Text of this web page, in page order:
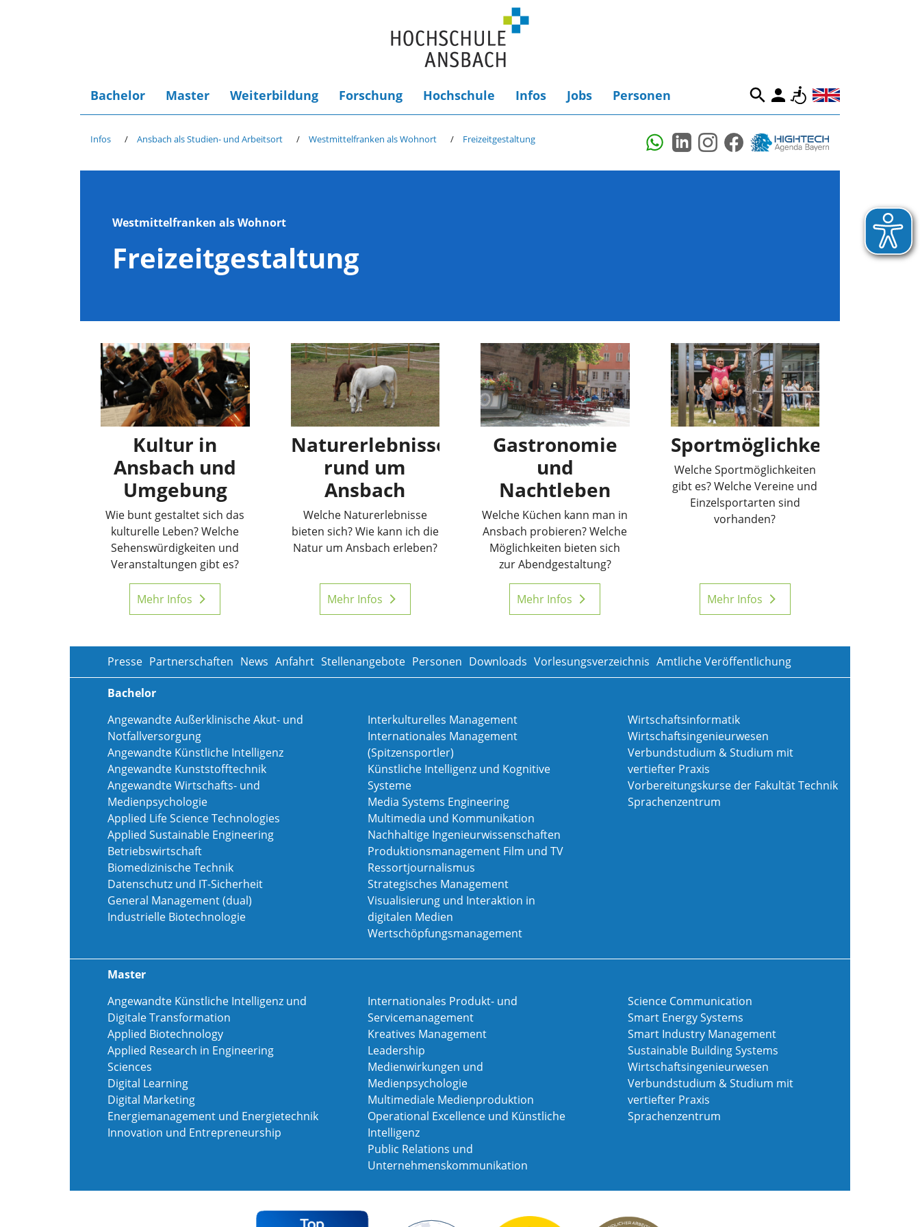
Bachelor Master Weiterbildung Forschung Hochschule Infos Jobs Personen
Infos Ansbach als Studien- und Arbeitsort Westmittelfranken als Wohnort Freizeitgestaltung
Westmittelfranken als Wohnort
Freizeitgestaltung
Kultur in
Ansbach und
Umgebung
Wie bunt gestaltet sich das
kulturelle Leben? Welche
Sehenswürdigkeiten und
Veranstaltungen gibt es?
Mehr Infos
Naturerlebnisse
rund um
Ansbach
Welche Naturerlebnisse
bieten sich? Wie kann ich die
Natur um Ansbach erleben?
Mehr Infos
Gastronomie
und
Nachtleben
Welche Küchen kann man in
Ansbach probieren? Welche
Möglichkeiten bieten sich
zur Abendgestaltung?
Mehr Infos
Sportmöglichkeiten
Welche Sportmöglichkeiten
gibt es? Welche Vereine und
Einzelsportarten sind
vorhanden?
Mehr Infos
Presse Partnerschaften News Anfahrt Stellenangebote Personen Downloads Vorlesungsverzeichnis Amtliche Veröffentlichung
Bachelor
Angewandte Außerklinische Akut- und
Notfallversorgung
Angewandte Künstliche Intelligenz
Angewandte Kunststofftechnik
Angewandte Wirtschafts- und
Medienpsychologie
Applied Life Science Technologies
Applied Sustainable Engineering
Betriebswirtschaft
Biomedizinische Technik
Datenschutz und IT-Sicherheit
General Management (dual)
Industrielle Biotechnologie
Interkulturelles Management
Internationales Management
(Spitzensportler)
Künstliche Intelligenz und Kognitive
Systeme
Media Systems Engineering
Multimedia und Kommunikation
Nachhaltige Ingenieurwissenschaften
Produktionsmanagement Film und TV
Ressortjournalismus
Strategisches Management
Visualisierung und Interaktion in
digitalen Medien
Wertschöpfungsmanagement
Wirtschaftsinformatik
Wirtschaftsingenieurwesen
Verbundstudium & Studium mit
vertiefter Praxis
Vorbereitungskurse der Fakultät Technik
Sprachenzentrum
Master
Angewandte Künstliche Intelligenz und
Digitale Transformation
Applied Biotechnology
Applied Research in Engineering
Sciences
Digital Learning
Digital Marketing
Energiemanagement und Energietechnik
Innovation und Entrepreneurship
Internationales Produkt- und
Servicemanagement
Kreatives Management
Leadership
Medienwirkungen und
Medienpsychologie
Multimediale Medienproduktion
Operational Excellence und Künstliche
Intelligenz
Public Relations und
Unternehmenskommunikation
Science Communication
Smart Energy Systems
Smart Industry Management
Sustainable Building Systems
Wirtschaftsingenieurwesen
Verbundstudium & Studium mit
vertiefter Praxis
Sprachenzentrum